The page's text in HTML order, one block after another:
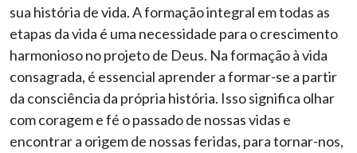
sua história de vida. A formação integral em todas as
etapas da vida é uma necessidade para o crescimento
harmonioso no projeto de Deus. Na formação à vida
consagrada, é essencial aprender a formar-se a partir
da consciência da própria história. Isso significa olhar
com coragem e fé o passado de nossas vidas e
encontrar a origem de nossas feridas, para tornar-nos,